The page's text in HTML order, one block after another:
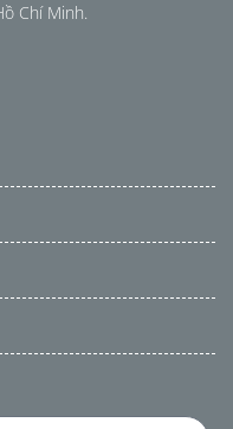
Chí Minh.